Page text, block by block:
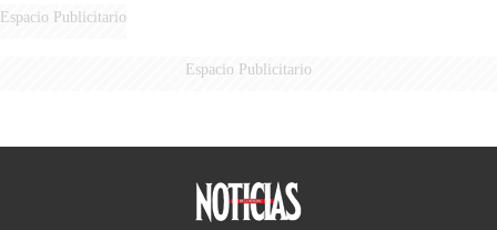
Espacio Publicitario
Espacio Publicitario